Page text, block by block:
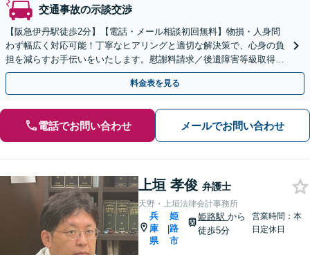
交通事故の示談交渉
【阪急伊丹駅徒歩2分】【電話・メール相談初回無料】物損・人身問
わず幅広く対応可能！丁寧なヒアリングと適切な解決策で、心身の負
担を減らすお手伝いをいたします。慰謝料請求／後遺障害等級取得な
ど【夜間休日対応可】【オンライン面談可】
料金表を見る
電話でお問い合わせ メールでお問い合わせ
上垣 孝俊 弁護士
天野・上垣法律会計事務所
兵
庫
県
|
姫
路
市
姫路駅から
徒歩5分
営業時間：本
日定休日